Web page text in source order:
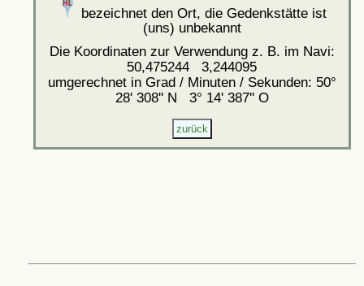
bezeichnet den Ort, die Gedenkstätte ist
(uns) unbekannt
Die Koordinaten zur Verwendung z. B. im Navi:
50,475244 3,244095
umgerechnet in Grad / Minuten / Sekunden: 50°
28' 308'' N 3° 14' 387'' O